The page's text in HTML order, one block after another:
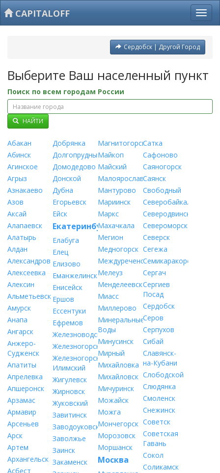
CAPITALOFF
Сердобск | Другой Город
Выберите Ваш населенный пункт
Поиск по всем городам России
НАЙТИ
Абакан
Абинск
Агинское
Агрыз
Азнакаево
Азов
Аксай
Алапаевск
Алатырь
Алдан
Александров
Алексеевка
Алексин
Альметьевск
Амурск
Анапа
Ангарск
Анжеро-
Судженск
Апатиты
Апрелевка
Апшеронск
Арзамас
Армавир
Арсеньев
Арск
Артем
Архангельск
Асбест
Добрянка
Долгопрудный
Домодедово
Донской
Дубна
Егорьевск
Ейск
Екатеринбург
Елабуга
Елец
Елизово
Еманжелинск
Енисейск
Ершов
Ессентуки
Ефремов
Железноводск
Железногорск
Железногорск-
Илимский
Жигулевск
Жирновск
Жуковский
Завитинск
Заводоуковск
Заволжье
Заинск
Закаменск
Магнитогорск
Майкоп
Майский
Малоярославец
Мантурово
Мариинск
Маркс
Махачкала
Мегион
Медногорск
Междуреченск
Мелеуз
Менделеевск
Миасс
Миллерово
Минеральные
Воды
Минусинск
Мирный
Михайловка
Михайловск
Мичуринск
Можайск
Можга
Мончегорск
Морозовск
Моршанск
Москва
Сатка
Сафоново
Саяногорск
Саянск
Свободный
Северобайкальск
Северодвинск
Североморск
Северск
Сегежа
Семикаракорск
Сергач
Сергиев
Посад
Сердобск
Серов
Серпухов
Сибай
Славянск-
на-Кубани
Слободской
Слюдянка
Смоленск
Снежинск
Советск
Советская
Гавань
Сокол
Соликамск